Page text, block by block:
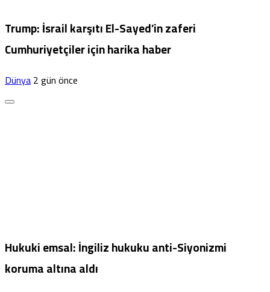
Trump: İsrail karşıtı El-Sayed’in zaferi
Cumhuriyetçiler için harika haber
Dünya2 gün önce
Hukuki emsal: İngiliz hukuku anti-Siyonizmi
koruma altına aldı